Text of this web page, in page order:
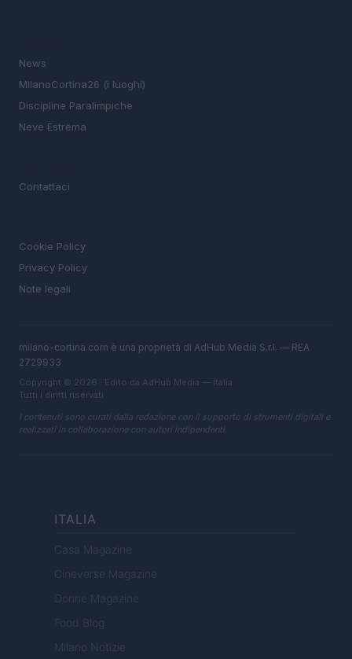
News
MIlanoCortina26 (i luoghi)
Discipline Paralimpiche
Neve Estrema
Contattaci
Cookie Policy
Privacy Policy
Note legali
milano-cortina.com è una proprietà di AdHub Media S.r.l. — REA
2729933
Copyright © 2026 · Edito da AdHub Media — Italia
Tutti i diritti riservati
I contenuti sono curati dalla redazione con il supporto di strumenti digitali e
realizzati in collaborazione con autori indipendenti.
ITALIA
Casa Magazine
Cineverse Magazine
Donne Magazine
Food Blog
Milano Notizie